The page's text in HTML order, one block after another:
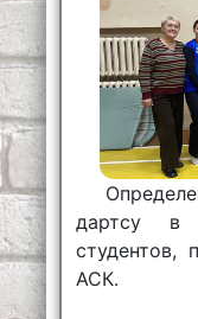
дартсу в
АСК.